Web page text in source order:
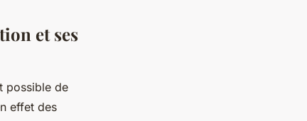
et ses
possible de
effet des